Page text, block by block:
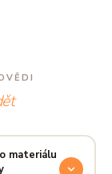
materiálu